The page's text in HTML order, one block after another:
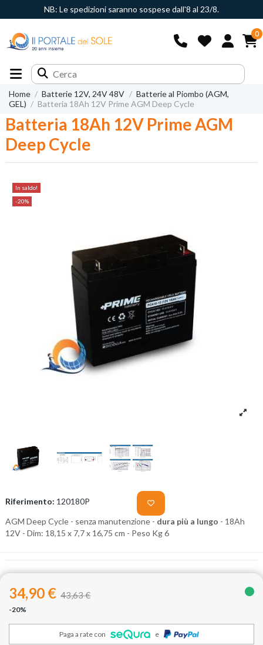
NB: Le spedizioni saranno sospese dall'8 al 23/8.
0
Home Batterie 12V, 24V 48V
Batterie al Piombo (AGM,
GEL)
Batteria 18Ah 12V Prime AGM Deep Cycle
Batteria 18Ah 12V Prime AGM
Deep Cycle
In saldo!
-20%
Riferimento: 120180P
AGM Deep Cycle - senza manutenzione - dura più a lungo - 18Ah
12V - Dim: 18,15 x 7,7 x 16,75 cm - Peso Kg 6
34,90 € 43,63 €
-20%
Paga a rate con e